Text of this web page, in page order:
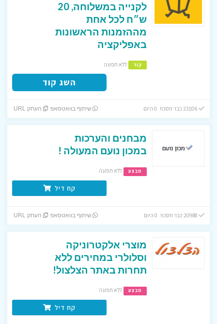
לקנייה במשלוחה, 20
ש״ח לכל אחת
מההזמנות הראשונות
באפליקציה
קוד ללא תפוגה
השג קוד
23106 כבר חסכו! 0 היום שיתוף בוואטסאפ העתק URL
מבחנים והערכות
במכון נועם המעולה !
מבצע ללא תפוגה
קח דיל
20988 כבר חסכו! 0 היום שיתוף בוואטסאפ העתק URL
מוצרי אלקטרוניקה
וסלולרי במחירים ללא
תחרות באתר הצלצול!
מבצע ללא תפוגה
קח דיל